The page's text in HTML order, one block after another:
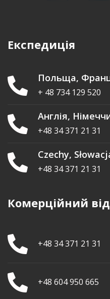
Експедиція
Польща,
+ 48 734 129 520
Англія,
+48 34 371 21 31
Czechy,
+48 34 371 21 31
Комерційний
+48 34 371 21 31
+48 604 950 665